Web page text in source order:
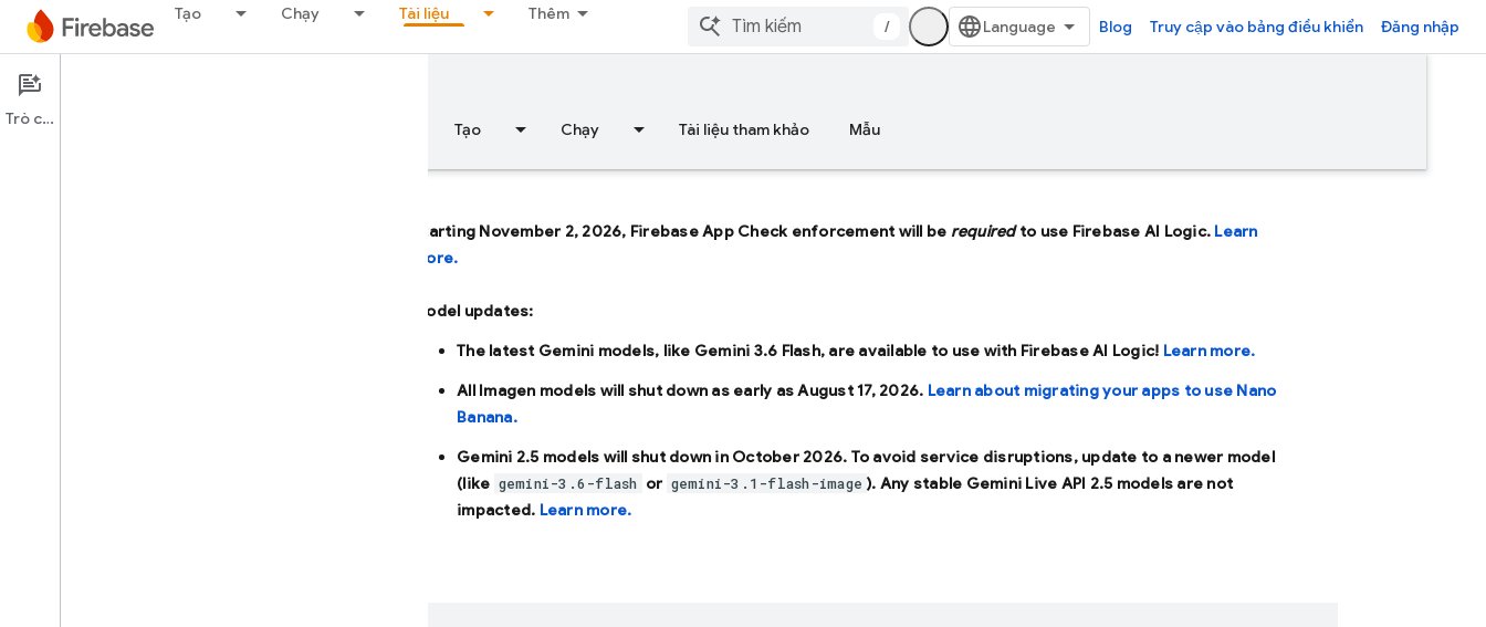
Tạo Chạy Tài liệu Thêm
/ Blog Truy cập vào bảng điều khiển Đăng nhập
Documentation
Tổng quan Tạo Chạy Tài liệu tham khảo Mẫu
Starting November 2, 2026, Firebase App Check enforcement will be requiredto use Firebase AI Logic. Learn
more.
Model updates:
The latest Gemini models, like Gemini 3.6 Flash, are available to use with Firebase AI Logic! Learn more.
All Imagen models will shut down as early asAugust 17, 2026. Learn about migrating your apps to use Nano
Banana.
Gemini 2.5 models will shut down in October 2026. To avoid service disruptions, update to a newer model
(like gemini-3.6-flash or gemini-3.1-flash-image ). Any stable Gemini Live API 2.5 models are not
impacted. Learn more.
Trò chuyện